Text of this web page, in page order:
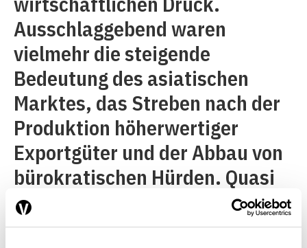
Ausschlaggebend waren
vielmehr die steigende
Bedeutung des asiatischen
Marktes, das Streben nach der
Produktion höherwertiger
Exportgüter und der Abbau von
bürokratischen Hürden. Quasi
über Nacht senkte Norwegen im
Jahr 2006 den